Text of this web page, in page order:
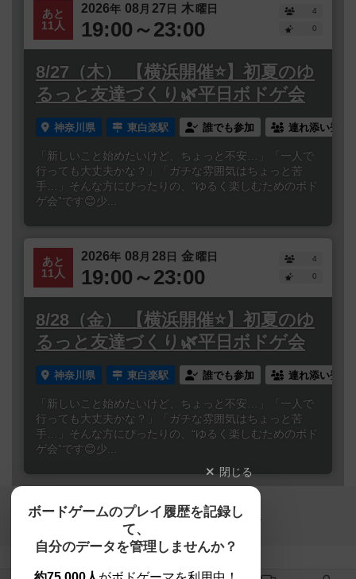
あと
11人
2026年 08 月 27日 木曜日
19:00～23:00
4
0
8/27（木） 【横浜開催⭐️】初夏のゆ
るっと友達づくり🌿平日ボドゲ会
神奈川県 東白楽駅 誰でも参加 連れ添い登録
「新しいこと始めたいけど、ちょっと不安…」「一人で
行っても大丈夫かな？」「ガチな雰囲気はちょっと苦
手…」そんな方にぴったりの、“ゆるく楽しむためのボド
ゲ会”です😊少...
あと
11人
2026年 08 月 28日 金曜日
19:00～23:00
4
0
8/28（金） 【横浜開催⭐️】初夏のゆ
るっと友達づくり🌿平日ボドゲ会
神奈川県 東白楽駅 誰でも参加 連れ添い登録
「新しいこと始めたいけど、ちょっと不安…」「一人で
行っても大丈夫かな？」「ガチな雰囲気はちょっと苦
手…」そんな方にぴったりの、“ゆるく楽しむためのボド
ゲ会”です😊少...
閉じる
ボードゲームのプレイ履歴を記録し
て、
自分のデータを管理しませんか？
【ボドゲーマ】ボードゲームの総合情報サイト